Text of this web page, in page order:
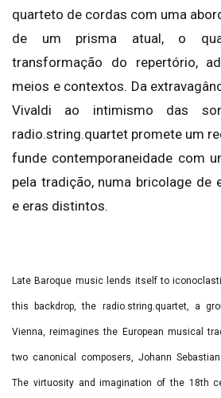
quarteto de cordas com uma
de um prisma atual, o
transformação do repertório,
meios e contextos. Da
Vivaldi ao intimismo das
radio.string.quartet promete um
funde contemporaneidade com
pela tradição, numa bricolage de
e eras distintos.
Late Baroque music lends itself to
this backdrop, the radio.string.quartet, a
Vienna, reimagines the European musical
two canonical composers, Johann
The virtuosity and imagination of the 18th